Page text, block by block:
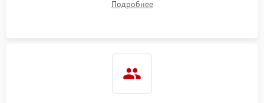
грибка, пыли и оценка состояния контактов байонета.
Подробнее